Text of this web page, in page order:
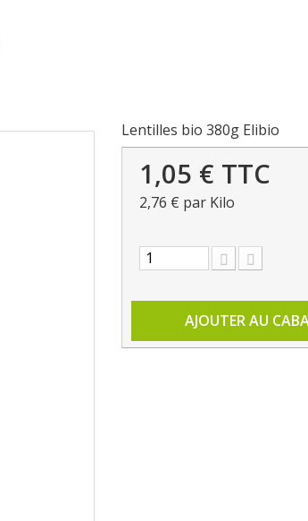
Lentilles bio 380g Elibio
1,05 € TTC
2,76 € par Kilo
AJOUTER AU